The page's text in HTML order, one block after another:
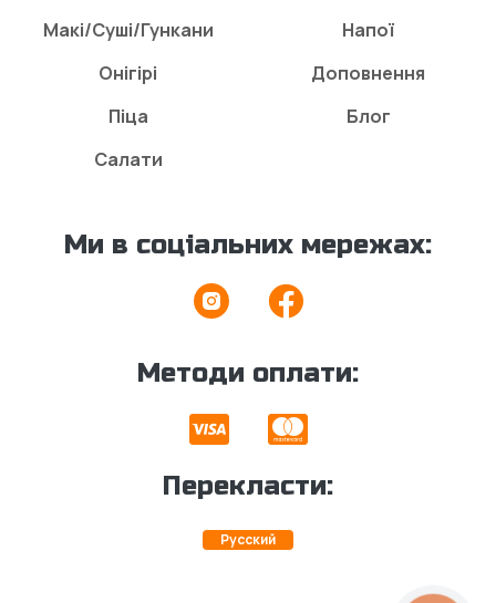
Макі/Суші/Гункани
Онігірі
Піца
Салати
Напої
Доповнення
Блог
Ми в соціальних мережах:
Методи оплати:
Перекласти:
Русский